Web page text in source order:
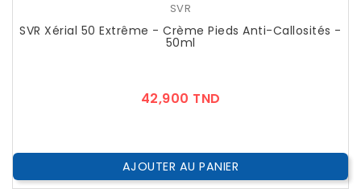
SVR
SVR Xérial 50 Extrême - Crème Pieds Anti-Callosités -
50ml
42,900 TND
AJOUTER AU PANIER